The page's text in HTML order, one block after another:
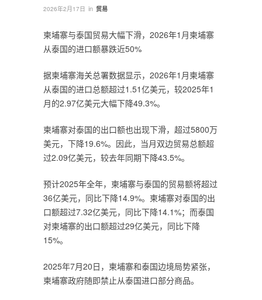
2026年2月17日 in 贸易
柬埔寨与泰国贸易大幅下滑，2026年1月柬埔寨
从泰国的进口额暴跌近50%
据柬埔寨海关总署数据显示，2026年1月柬埔寨
从泰国的进口总额超过1.51亿美元，较2025年1
月的2.97亿美元大幅下降49.3%。
柬埔寨对泰国的出口额也出现下滑，超过5800万
美元，下降19.6%。因此，当月双边贸易总额超
过2.09亿美元，较去年同期下降43.5%。
预计2025年全年，柬埔寨与泰国的贸易额将超过
36亿美元，同比下降14.9%。柬埔寨对泰国的出
口额超过7.32亿美元，同比下降14.1%；而泰国
对柬埔寨的出口额超过29亿美元，同比下降
15%。
2025年7月20日，柬埔寨和泰国边境局势紧张，
柬埔寨政府随即禁止从泰国进口部分商品。